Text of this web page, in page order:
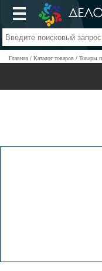
Главная Каталог товаров Товары